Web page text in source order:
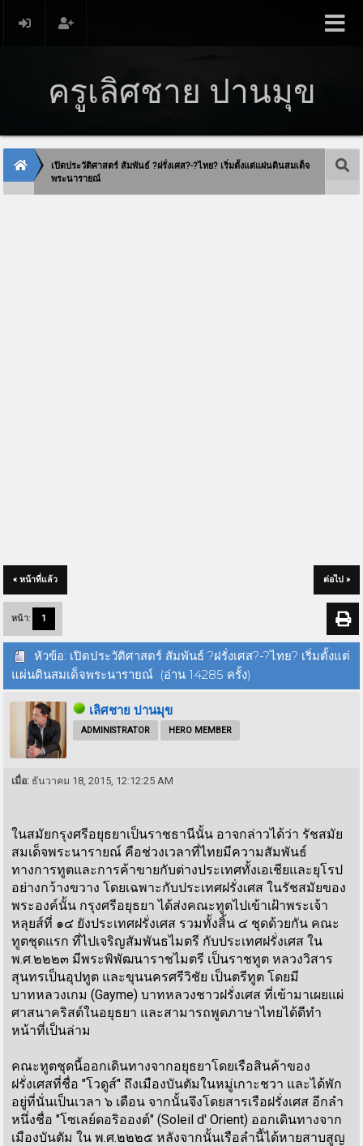
ครูเลิศชาย ปานมุข
เปิดประวัติศาสตร์ สัมพันธ์ ?ฝรั่งเศส?-?ไทย? เริ่มตั้งแต่แผ่นดินสมเด็จ
พระนารายณ์
« หน้าที่แล้ว ต่อไป »
หน้า: 1
หัวข้อ: เปิดประวัติศาสตร์ สัมพันธ์ ?ฝรั่งเศส?-?ไทย? เริ่มตั้งแต่
แผ่นดินสมเด็จพระนารายณ์ (อ่าน 14285 ครั้ง)
เลิศชาย ปานมุข
ADMINISTRATOR HERO MEMBER
เมื่อ: ธันวาคม 18, 2015, 12:12:25 AM
ในสมัยกรุงศรีอยุธยาเป็นราชธานีนั้น อาจกล่าวได้ว่า รัชสมัย
สมเด็จพระนารายณ์ คือช่วงเวลาที่ไทยมีความสัมพันธ์
ทางการทูตและการค้าขายกับต่างประเทศทั้งเอเชียและยุโรป
อย่างกว้างขวาง โดยเฉพาะกับประเทศฝรั่งเศส ในรัชสมัยของ
พระองค์นั้น กรุงศรีอยุธยา ได้ส่งคณะทูตไปเข้าเฝ้าพระเจ้า
หลุยส์ที่ ๑๔ ยังประเทศฝรั่งเศส รวมทั้งสิ้น ๔ ชุดด้วยกัน คณะ
ทูตชุดแรก ที่ไปเจริญสัมพันธไมตรี กับประเทศฝรั่งเศส ใน
พ.ศ.๒๒๒๓ มีพระพิพัฒนาราชไมตรี เป็นราชทูต หลวงวิสาร
สุนทรเป็นอุปทูต และขุนนครศรีวิชัย เป็นตรีทูต โดยมี
บาทหลวงเกม (Gayme) บาทหลวงชาวฝรั่งเศส ที่เข้ามาเผยแผ่
ศาสนาคริสต์ในอยุธยา และสามารถพูดภาษาไทยได้ดีทำ
หน้าที่เป็นล่าม
คณะทูตชุดนี้ออกเดินทางจากอยุธยาโดยเรือสินค้าของ
ฝรั่งเศสที่ชื่อ "โวดูส์" ถึงเมืองบันตัมในหมู่เกาะชวา และได้พัก
อยู่ที่นั่นเป็นเวลา ๖ เดือน จากนั้นจึงโดยสารเรือฝรั่งเศส อีกลำ
หนึ่งชื่อ "โซเลย์ดอริอองต์" (Soleil d' Orient) ออกเดินทางจาก
เมืองบันตัม ใน พ.ศ.๒๒๒๕ หลังจากนั้นเรือลำนี้ได้หายสาบสูญ